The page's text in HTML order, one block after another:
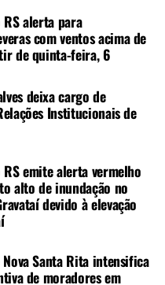
alerta para
com ventos acima de
de quinta-feira, 6
deixa cargo de
Institucionais de
emite alerta vermelho
alto de inundação no
devido à elevação
Santa Rita intensifica
de moradores em